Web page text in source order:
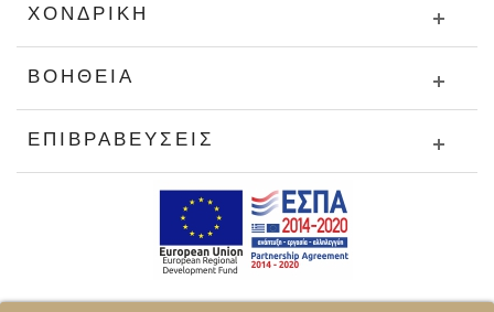
ΧΟΝΔΡΙΚΉ
ΒΟΉΘΕΙΑ
ΕΠΙΒΡΑΒΕΎΣΕΙΣ